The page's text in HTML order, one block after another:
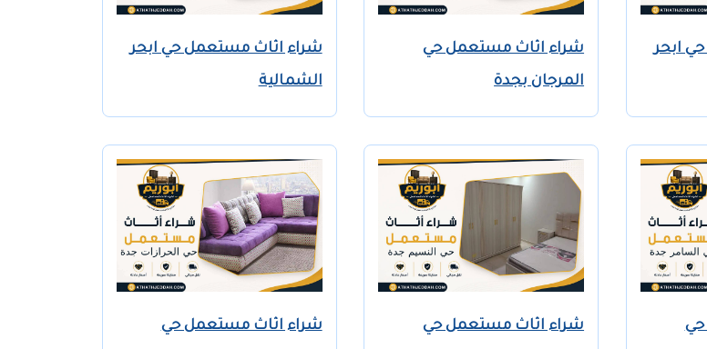
ابحر
شراء اثاث مستعمل حي
المرجان بجدة
شراء اثاث مستعمل حي ابحر
الشمالية
حي
شراء اثاث مستعمل حي
شراء اثاث مستعمل حي